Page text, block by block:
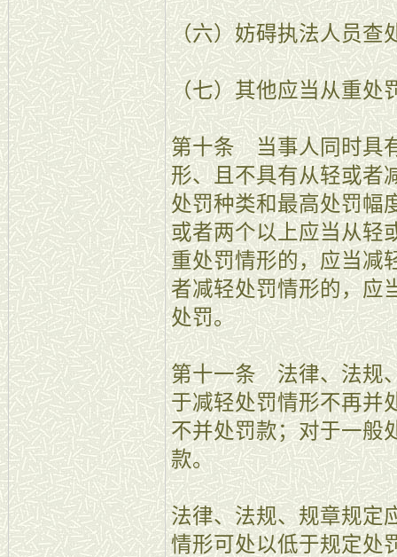
（六）妨碍执法人员查
（七）其他应当从重处
第十条 当事人同时具
形、且不具有从轻或者
处罚种类和最高处罚幅
或者两个以上应当从轻
重处罚情形的，应当减
者减轻处罚情形的，应
处罚。
第十一条 法律、法规
于减轻处罚情形不再并
不并处罚款；对于一般
款。
法律、法规、规章规定
情形可处以低于规定处